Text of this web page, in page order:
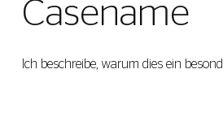
Casename
Ich beschreibe, warum dies ein